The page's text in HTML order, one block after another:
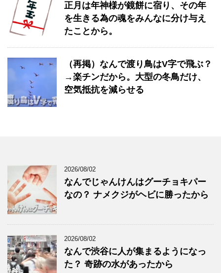
正月は年神様が鏡餅に宿り、その年
を生きる為の魂をみんなに分け与え
たことから。
（再掲）なんで渡り鳥はV字で飛ぶ？
→楽チンだから。大型の冬鳥だけ、
空気抵抗を減らせる
2026/08/02
なんでじゃんけんはグーチョキパー
なの？ ナメクジがヘビに勝ったから
2026/08/02
なんで渋谷に人が集まるようになっ
た？ 奇跡の水があったから